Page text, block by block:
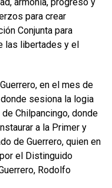
para crear
Conjunta para
las libertades y el
en el mes de
sesiona la logia
Chilpancingo, donde
a la Primer y
de Guerrero, quien en
el Distinguido
Rodolfo